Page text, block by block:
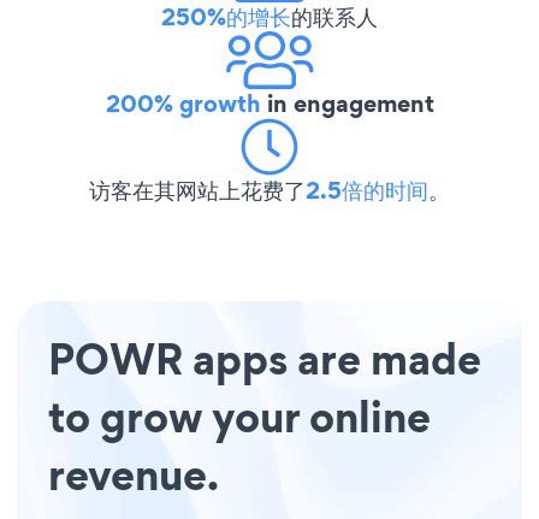
250%的增长的联系人
200% growth in engagement
访客在其网站上花费了2.5倍的时间。
POWR apps are made
to grow your online
revenue.